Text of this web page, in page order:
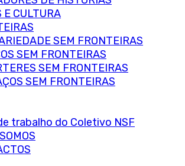
E CULTURA
SEM FRONTEIRAS
SEM FRONTEIRAS
SEM FRONTEIRAS
SEM FRONTEIRAS
trabalho do Coletivo NSF